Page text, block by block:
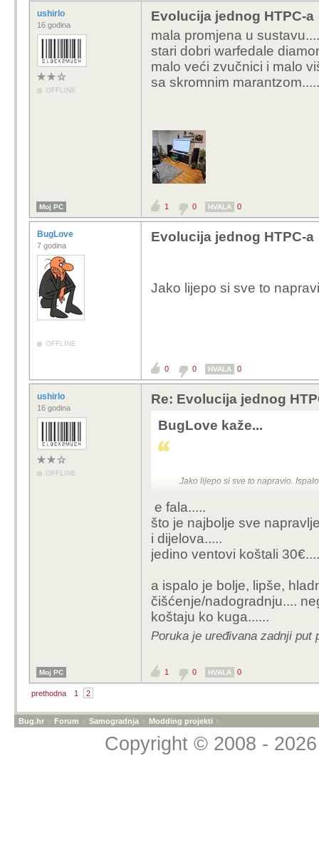
ushirlo
16 godina
OFFLINE
Evolucija jednog HTPC-a
mala promjena u
stari dobri warfedale
malo veći zvučnici i malo
sa skromnim
Moj PC 1 0 HVALA 0
BugLove
7 godina
OFFLINE
Evolucija jednog HTPC-a
Jako lijepo si sve to
0 0 HVALA 0
ushirlo
16 godina
OFFLINE
Re: Evolucija jednog
BugLove kaže...
Jako lijepo si sve to napravio.
e fala.....
što je najbolje sve
i dijelova.....
jedino ventovi koštali
a ispalo je bolje, lipše,
čišćenje/nadogradnju....
koštaju ko kuga......
Poruka je uređivana zadnji put
Moj PC 1 0 HVALA 0
prethodna 1 2
Bug.hr » Forum » Samogradnja » Modding projekti »
Copyright © 2008 -